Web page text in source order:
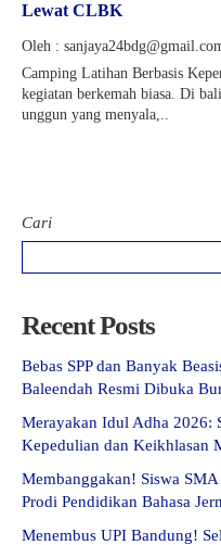
Lewat CLBK
Oleh :
Camping Latihan Berbasis
kegiatan berkemah biasa. Di
unggun yang menyala,..
Cari
Recent Posts
Bebas SPP dan Banyak
Baleendah Resmi Dibuka
Merayakan Idul Adha 2026:
Kepedulian dan Keikhlasan
Membanggakan! Siswa
Prodi Pendidikan Bahasa
Menembus UPI Bandung!